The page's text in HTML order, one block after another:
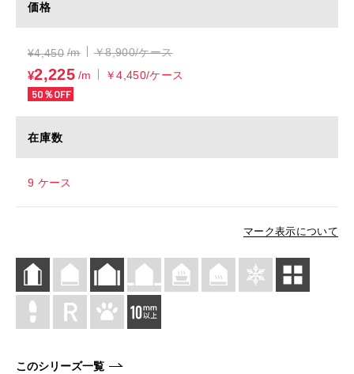
価格
¥4,450 /m ￥8,900/ケース
¥2,225 /m
￥4,450/ケース
50％OFF
在庫数
9 ケース
マーク表示について
このシリーズ一覧